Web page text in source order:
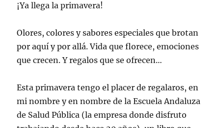
¡Ya llega la primavera!
Olores, colores y sabores especiales que brotan
por aquí y por allá. Vida que florece, emociones
que crecen. Y regalos que se ofrecen…
Esta primavera tengo el placer de regalaros, en
mi nombre y en nombre de la Escuela Andaluza
de Salud Pública (la empresa donde disfruto